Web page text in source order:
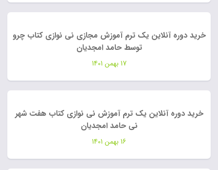
خرید دوره آنلاین یک ترم آموزش مجازی نی نوازی کتاب چرو
توسط حامد امجدیان
17 بهمن 1401
خرید دوره آنلاین یک ترم آموزش نی نوازی کتاب هفت شهر
نی حامد امجدیان
16 بهمن 1401